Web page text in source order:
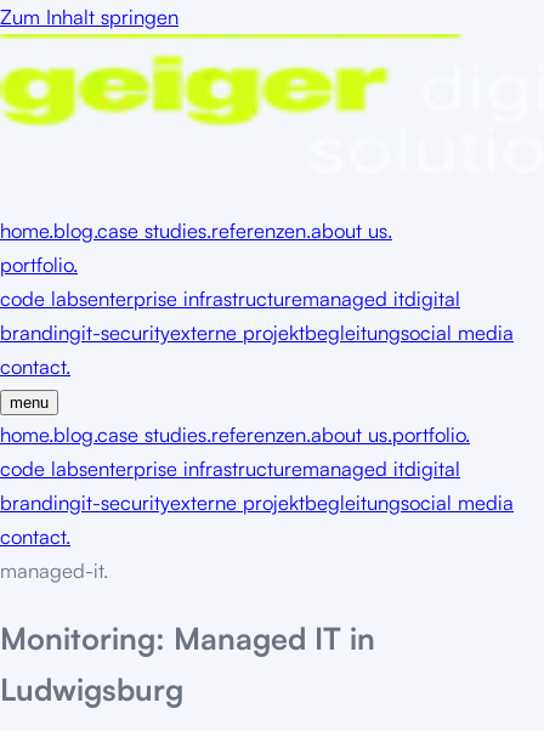
Zum Inhalt springen
home.blog.case studies.referenzen.about us.
portfolio.
code labsenterprise infrastructuremanaged itdigital
brandingit-securityexterne projektbegleitungsocial media
contact.
menu
home.blog.case studies.referenzen.about us.portfolio.
code labsenterprise infrastructuremanaged itdigital
brandingit-securityexterne projektbegleitungsocial media
contact.
managed-it.
Monitoring: Managed IT in
Ludwigsburg